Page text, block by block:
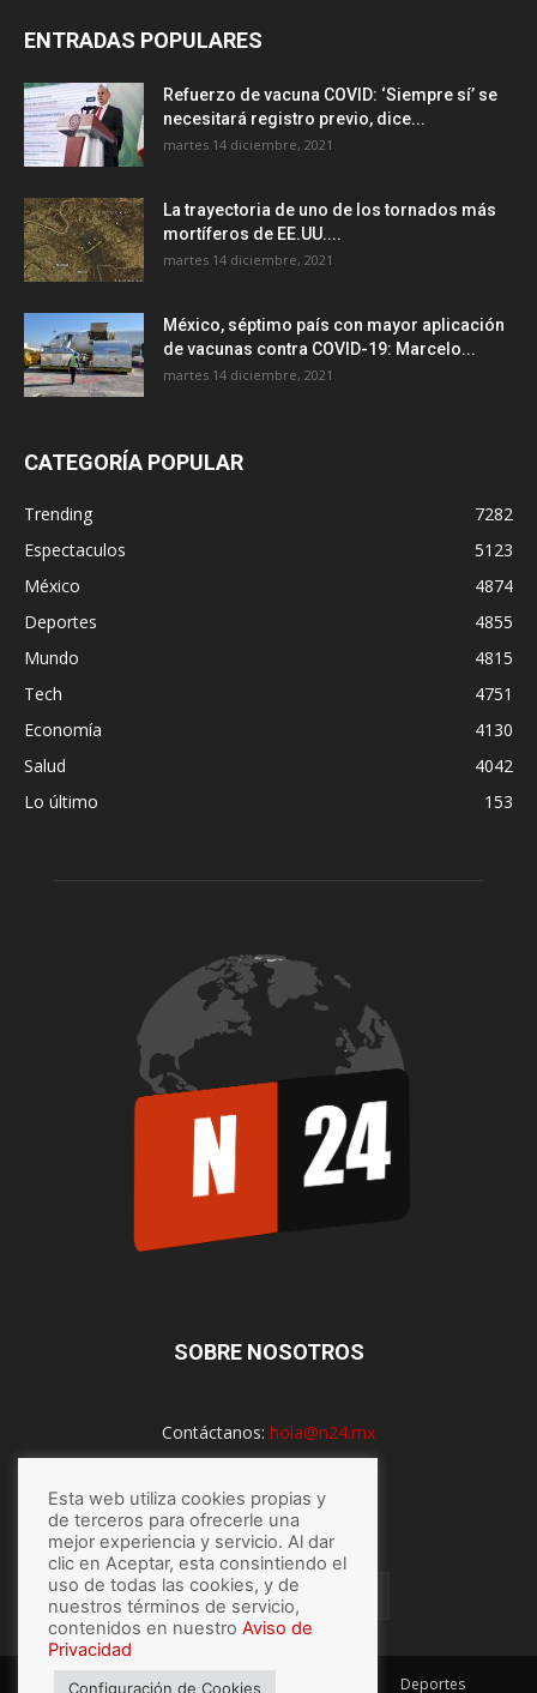
ENTRADAS POPULARES
Refuerzo de vacuna COVID: ‘Siempre sí’ se
necesitará registro previo, dice...
martes 14 diciembre, 2021
La trayectoria de uno de los tornados más
mortíferos de EE.UU....
martes 14 diciembre, 2021
México, séptimo país con mayor aplicación
de vacunas contra COVID-19: Marcelo...
martes 14 diciembre, 2021
CATEGORÍA POPULAR
Trending
7282
Espectaculos
5123
México
4874
Deportes
4855
Mundo
4815
Tech
4751
Economía
4130
Salud
4042
Lo último
153
SOBRE NOSOTROS
Contáctanos: hola@n24.mx
SÍGUENOS
México Mundo Economía Deportes
Esta web utiliza cookies propias y
de terceros para ofrecerle una
mejor experiencia y servicio. Al dar
clic en Aceptar, esta consintiendo el
uso de todas las cookies, y de
nuestros términos de servicio,
contenidos en nuestro Aviso de
Privacidad
Configuración de Cookies